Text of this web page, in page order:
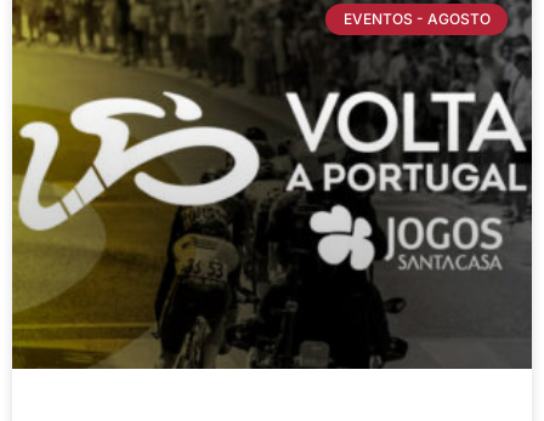
EVENTOS - AGOSTO